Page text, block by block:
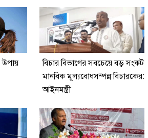
উপায়
বিচার বিভাগের সবচেয়ে বড় সংকট
মানবিক মূল্যবোধসম্পন্ন বিচারকের:
আইনমন্ত্রী